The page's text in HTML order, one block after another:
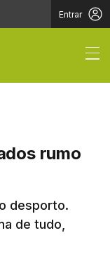
Entrar
rumo
desporto.
de tudo,